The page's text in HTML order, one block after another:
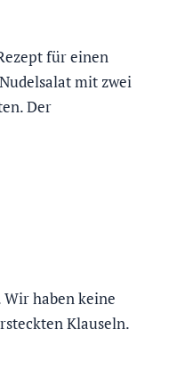
für einen
mit zwei
Der
Wir haben keine
Klauseln.